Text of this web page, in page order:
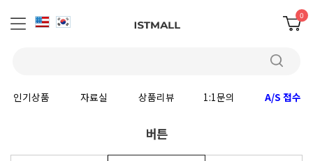
0
인기상품 자료실 상품리뷰 1:1문의 A/S 접수
버튼